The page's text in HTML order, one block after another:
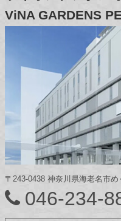
ViNA GARDENS
〒243-0438 神奈川県海老名市
046-234-